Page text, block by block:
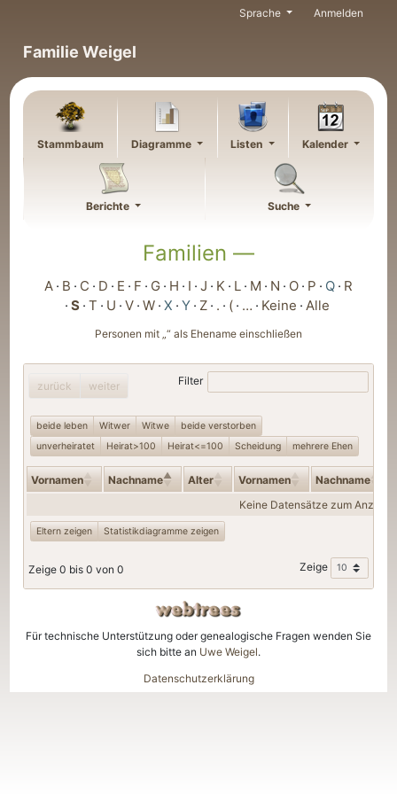
Familie Weigel
Sprache Anmelden
Stammbaum Diagramme Listen Kalender
Berichte Suche
Familien —
A B C D E F G H I J K L M N O P Q R
S T U V W X Y Z . ( … Keine Alle
Personen mit „“ als Ehename einschließen
zurück weiter Filter
beide leben Witwer Witwe
beide verstorben
unverheiratet
Heirat>100 Heirat<=100 Scheidung mehrere Ehen
Vornamen Nachname Alter Vornamen Nachname
Keine Datensätze zum
Eltern zeigen Statistikdiagramme zeigen
Zeige 0 bis 0 von 0 Zeige
Für technische Unterstützung oder genealogische Fragen wenden Sie
sich bitte an Uwe Weigel.
Datenschutzerklärung